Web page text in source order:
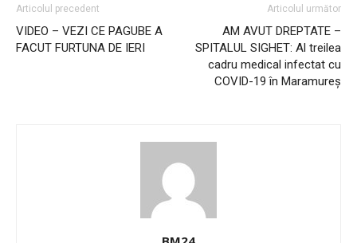
Articolul precedent
VIDEO – VEZI CE PAGUBE A
FACUT FURTUNA DE IERI
Articolul următor
AM AVUT DREPTATE –
SPITALUL SIGHET: Al treilea
cadru medical infectat cu
COVID-19 în Maramureș